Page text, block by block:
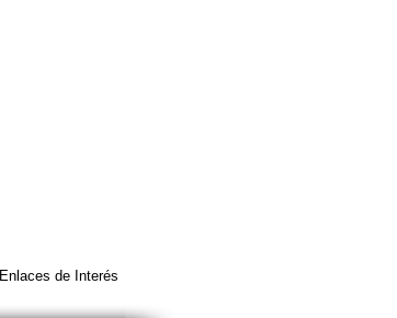
Enlaces de Interés